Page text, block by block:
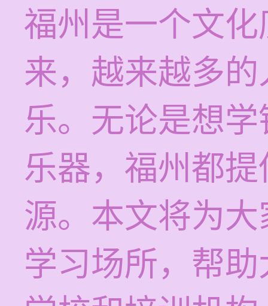
福州是一个文
来，越来越多
乐。无论是想
乐器，福州都
源。本文将为
学习场所，帮